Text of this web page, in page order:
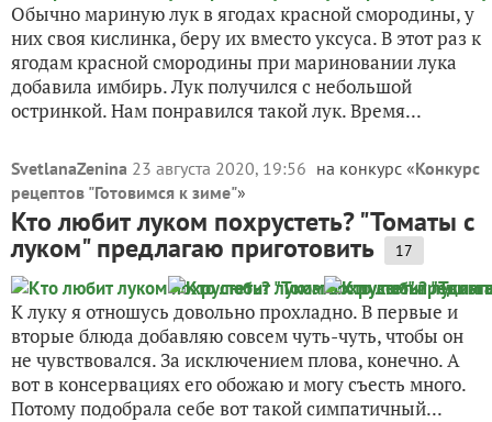
Обычно мариную лук в ягодах красной смородины, у
них своя кислинка, беру их вместо уксуса. В этот раз к
ягодам красной смородины при мариновании лука
добавила имбирь. Лук получился с небольшой
остринкой. Нам понравился такой лук. Время...
SvetlanaZenina 23 августа 2020, 19:56 на конкурс «Конкурс
рецептов "Готовимся к зиме"»
Кто любит луком похрустеть? "Томаты с
луком" предлагаю приготовить 17
К луку я отношусь довольно прохладно. В первые и
вторые блюда добавляю совсем чуть-чуть, чтобы он
не чувствовался. За исключением плова, конечно. А
вот в консервациях его обожаю и могу съесть много.
Потому подобрала себе вот такой симпатичный...